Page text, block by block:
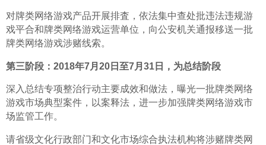
对牌类网络游戏产品开展排査，依法集中查处批违法违规游
戏平合和牌类网络游戏运营单位，向公安机关通报移送一批
牌类网络游戏涉赌线索。
第三阶段：2018年7月20日至7月31日，为总结阶段
深入总结专项整治行动主要成效和做法，曝光一批牌类网络
游戏市场典型案件，以案释法，进一步加强牌类网络游戏市
场监管工作。
请省级文化行政部门和文化市场综合执法机构将涉赌牌类网